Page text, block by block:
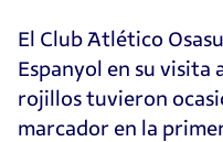
El Club Atlético
Espanyol en su visita
rojillos tuvieron
marcador en la